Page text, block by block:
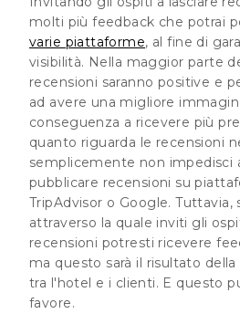
molti più feedback che potrai
varie piattaforme, al fine di
visibilità. Nella maggior parte
recensioni saranno positive e
ad avere una migliore
conseguenza a ricevere più
quanto riguarda le recensioni
semplicemente non impedisci
pubblicare recensioni su
TripAdvisor o Google.
attraverso la quale inviti gli
recensioni potresti ricevere
ma questo sarà il risultato
tra l'hotel e i clienti. E questo
favore.